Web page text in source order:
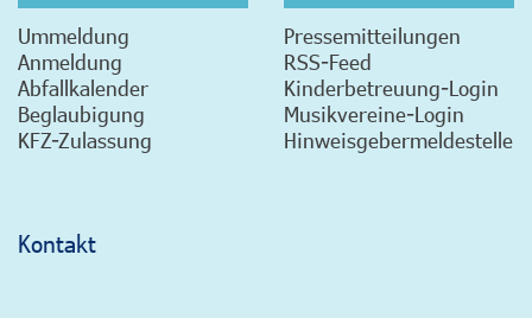
Ummeldung
Anmeldung
Abfallkalender
Beglaubigung
KFZ-Zulassung
Pressemitteilungen
RSS-Feed
Kinderbetreuung-Login
Musikvereine-Login
Hinweisgebermeldestelle
Kontakt